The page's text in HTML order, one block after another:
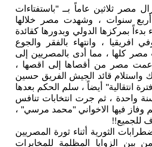
مصر ثلاثين عاماً بــ "باستفتاءات
سنوات ، وشهدت مصر خلالها
بمركزها الدولي وبدورها كقائدة
افريقيا ، وانتهاء بالفقر والجوع
مصر كلها ، مما أدى بالمصريين إلى
عمت مصر من أقصاها إلى اقصها ،
واستلام قائد الجيش الفريق حسين
انتقالية" أيضاً ، سلم الحكم بعدها
واحدة ، ثم جرت انتخابات تنافس
وفاز فيها الاخواني "محمد مرسي" ،
للجميع!!
الثورية أثناء ثورة المصريين
بين الزوايا المظلمة للمخابرات